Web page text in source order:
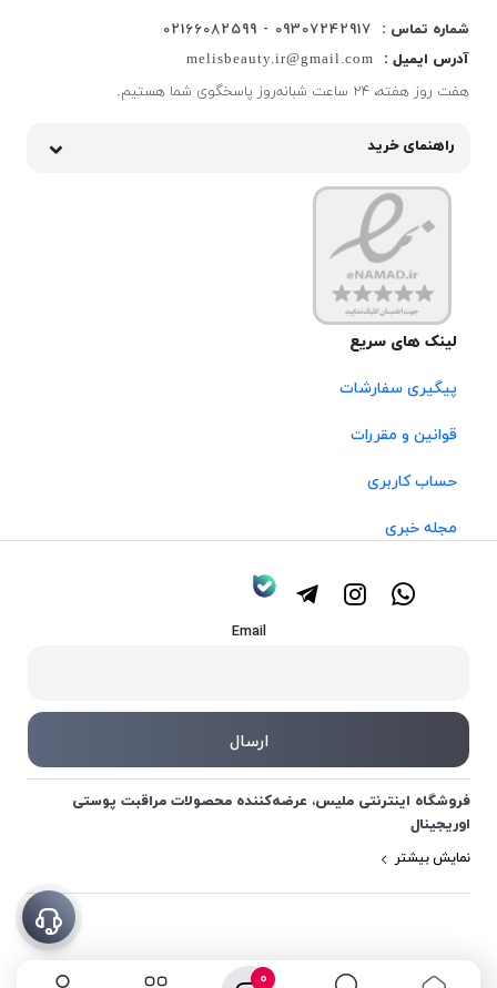
0
شماره تماس :
09307242917 - 02166082599
آدرس ایمیل :
melisbeauty.ir@gmail.com
هفت روز هفته، ۲۴ ساعت شبانه‌روز پاسخگوی شما هستیم.
راهنمای خرید
لینک های سریع
پیگیری سفارشات
قوانین و مقررات
حساب کاربری
مجله خبری
Email
فروشگاه اینترنتی ملیس، عرضه‌کننده محصولات مراقبت پوستی
اوریجینال
نمایش بیشتر